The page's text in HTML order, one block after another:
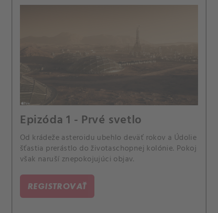
Epizóda 1 - Prvé svetlo
Od krádeže asteroidu ubehlo deväť rokov a Údolie
šťastia prerástlo do životaschopnej kolónie. Pokoj
však naruší znepokojujúci objav.
REGISTROVAŤ